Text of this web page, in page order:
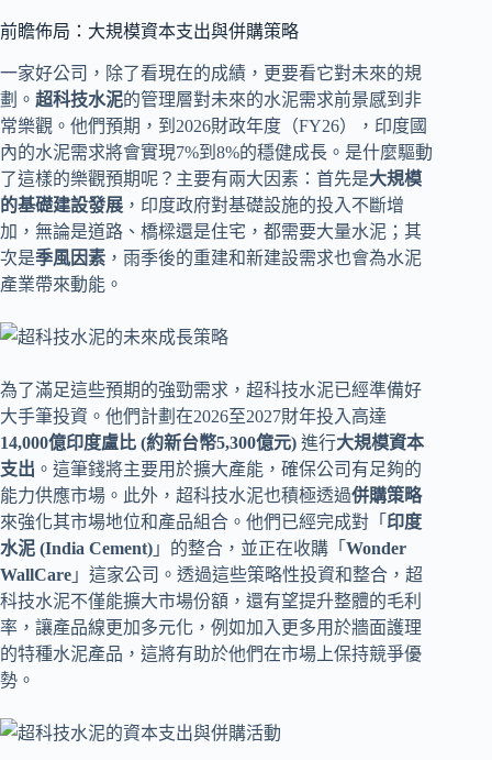
前瞻佈局：大規模資本支出與併購策略
一家好公司，除了看現在的成績，更要看它對未來的規
劃。 超科技水泥的管理層對未來的水泥需求前景感到非
常樂觀。他們預期，到2026財政年度（FY26），印度國
內的水泥需求將會實現7%到8%的穩健成長。是什麼驅動
了這樣的樂觀預期呢？主要有兩大因素：首先是大規模
的基礎建設發展 ，印度政府對基礎設施的投入不斷增
加，無論是道路、橋樑還是住宅，都需要大量水泥；其
次是季風因素 ，雨季後的重建和新建設需求也會為水泥
產業帶來動能。
為了滿足這些預期的強勁需求，超科技水泥已經準備好
大手筆投資。他們計劃在2026至2027財年投入高達
14,000億印度盧比 (約新台幣5,300億元) 進行大規模資本
支出 。這筆錢將主要用於擴大產能，確保公司有足夠的
能力供應市場。此外，超科技水泥也積極透過併購策略
來強化其市場地位和產品組合。他們已經完成對「 印度
水泥 (India Cement) 」的整合，並正在收購「 Wonder
WallCare 」這家公司。透過這些策略性投資和整合，超
科技水泥不僅能擴大市場份額，還有望提升整體的毛利
率，讓產品線更加多元化，例如加入更多用於牆面護理
的特種水泥產品，這將有助於他們在市場上保持競爭優
勢。